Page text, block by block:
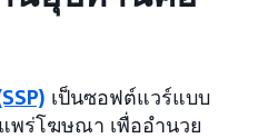
เป็นซอฟต์แวร์แบบ
พร่โฆษณา เพื่ออำนวย